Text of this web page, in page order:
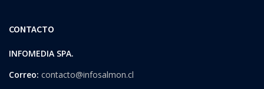
CONTACTO
INFOMEDIA SPA.
Correo: contacto@infosalmon.cl